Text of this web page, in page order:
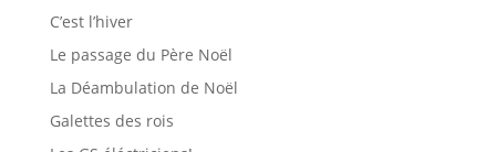
C’est l’hiver
Le passage du Père Noël
La Déambulation de Noël
Galettes des rois